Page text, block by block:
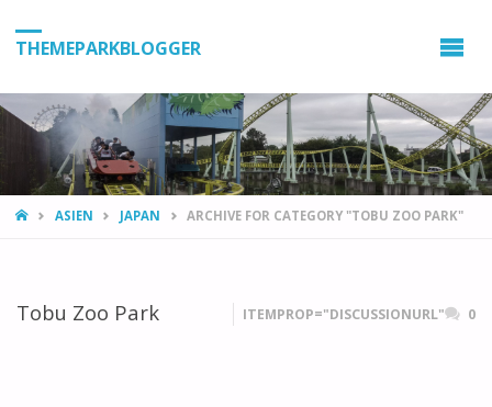
THEMEPARKBLOGGER
HOMEASIEN JAPAN ARCHIVE FOR CATEGORY "TOBU ZOO PARK"
Tobu Zoo Park ITEMPROP="DISCUSSIONURL" 0